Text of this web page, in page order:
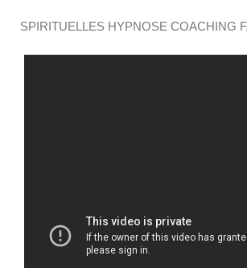
SPIRITUELLES HYPNOSE COACHING